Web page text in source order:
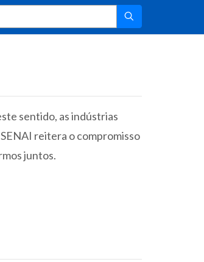
sentido, as indústrias
reitera o compromisso
juntos.